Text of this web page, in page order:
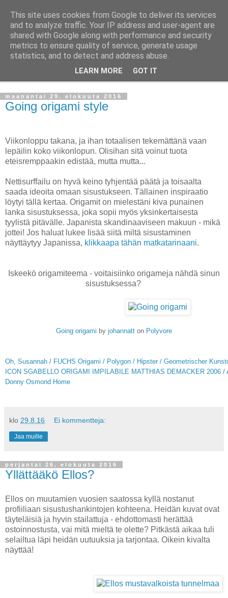
Taloja ja Toiveita
[ Sisustaa ] [ Remontoi ] [ Tuunaa ] [ Haaveilee ] [ Reissaa ]
maanantai 29. elokuuta 2016
Going origami style
Viikonloppu takana, ja ihan totaalisen tekemättänä vaan
lepäilin koko viikonlopun. Olisihan sitä voinut tuota
eteisremppaakin edistää, mutta mutta...
Nettisurffailu on hyvä keino tyhjentää päätä ja toisaalta
saada ideoita omaan sisustukseen. Tällainen inspiraatio
löytyi tällä kertaa. Origamit on mielestäni kiva punainen
lanka sisustuksessa, joka sopii myös yksinkertaisesta
tyylistä pitävälle. Japanista skandinaaviseen makuun - mikä
jottei! Jos haluat lukee lisää siitä miltä sisustaminen
näyttäytyy Japanissa, klikkaapa tähän matkatarinaani.
Iskeekö origamiteema - voitaisiinko origameja nähdä sinun
sisustuksessa?
Going origami by johannatt on Polyvore
Oh, Susannah / FUCHS Origami / Polygon / Hipster / Geometrischer
ICON SGABELLO ORIGAMI IMPILABILE MATTHIAS DEMACKER 2006 /
Donny Osmond Home
klo 29.8.16 Ei kommentteja:
Jaa muille
perjantai 26. elokuuta 2016
Yllättääkö Ellos?
Ellos on muutamien vuosien saatossa kyllä nostanut
profiiliaan sisustushankintojen kohteena. Heidän kuvat ovat
täyteläisiä ja hyvin stailattuja - ehdottomasti herättää
ostoinnostusta, vai mitä mieltä te olette? Pitkästä aikaa tuli
selailtua läpi heidän uutuuksia ja tarjontaa. Oikein kivalta
näyttää!
This site uses cookies from Google to deliver its services
and to analyze traffic. Your IP address and user-agent are
shared with Google along with performance and security
metrics to ensure quality of service, generate usage
statistics, and to detect and address abuse.
LEARN MORE GOT IT